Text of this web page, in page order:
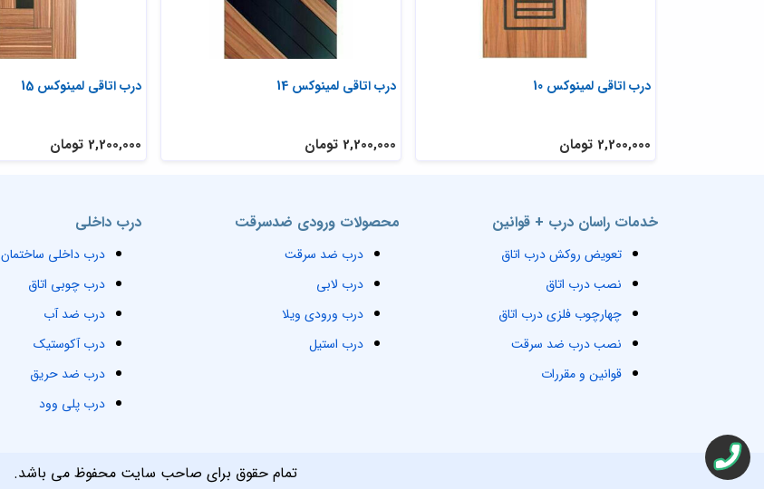
درب اتاقی لمینوکس 15
2,200,000 تومان
درب اتاقی لمینوکس 14
2,200,000 تومان
درب اتاقی لمینوکس 10
2,200,000 تومان
خدمات راسان درب + قوانین
تعویض روکش درب اتاق
نصب درب اتاق
چهارچوب فلزی درب اتاق
نصب درب ضد سرقت
قوانین و مقررات
محصولات ورودی ضدسرقت
درب ضد سرقت
درب لابی
درب ورودی ویلا
درب استیل
درب داخلی
درب داخلی ساختمان
درب چوبی اتاق
درب ضد آب
درب آکوستیک
درب ضد حریق
درب پلی وود
تمام حقوق برای صاحب سایت محفوظ می باشد.